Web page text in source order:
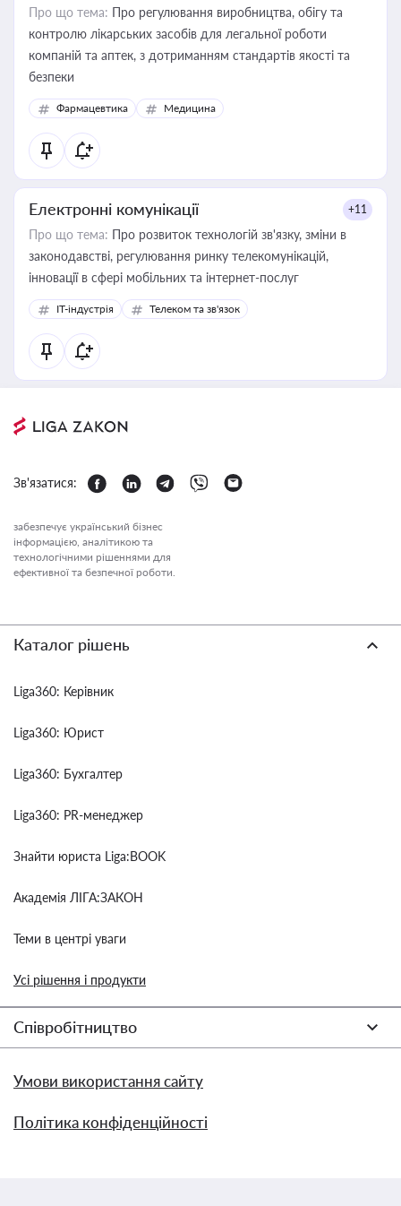
Про що тема: Про регулювання виробництва, обігу та
контролю лікарських засобів для легальної роботи
компаній та аптек, з дотриманням стандартів якості та
безпеки
Фармацевтика Медицина
Електронні комунікації +11
Про що тема: Про розвиток технологій зв'язку, зміни в
законодавстві, регулювання ринку телекомунікацій,
інновації в сфері мобільних та інтернет-послуг
IT-індустрія Телеком та зв'язок
Зв'язатися:
забезпечує український бізнес
інформацією, аналітикою та
технологічними рішеннями для
ефективної та безпечної роботи.
Каталог рішень
Liga360: Керівник
Liga360: Юрист
Liga360: Бухгалтер
Liga360: PR-менеджер
Знайти юриста Liga:BOOK
Академія ЛІГА:ЗАКОН
Теми в центрі уваги
Усі рішення і продукти
Співробітництво
Умови використання сайту
Політика конфіденційності